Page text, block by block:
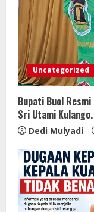
Uncategorized
Bupati Buol
Sri Utami Kulango.
Dedi Mulyadi